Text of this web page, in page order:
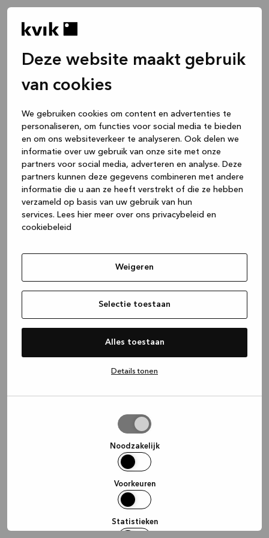
Deze website maakt gebruik
van cookies
We gebruiken cookies om content en advertenties te
personaliseren, om functies voor social media te bieden
en om ons websiteverkeer te analyseren. Ook delen we
informatie over uw gebruik van onze site met onze
partners voor social media, adverteren en analyse. Deze
partners kunnen deze gegevens combineren met andere
informatie die u aan ze heeft verstrekt of die ze hebben
verzameld op basis van uw gebruik van hun
services. Lees hier meer over ons privacybeleid en
cookiebeleid
Weigeren
Selectie toestaan
Alles toestaan
Details tonen
Noodzakelijk
Voorkeuren
Statistieken
(see the browser console for more
information).